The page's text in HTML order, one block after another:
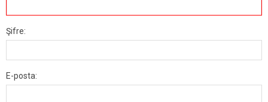
Şifre:
E-posta: